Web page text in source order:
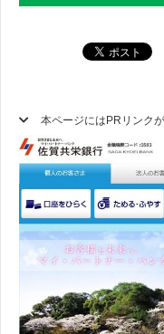
本ページにはPRリンクが